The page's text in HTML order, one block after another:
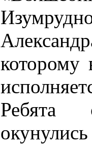
которому
Ребята